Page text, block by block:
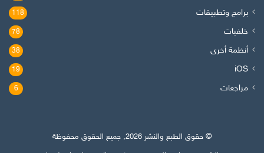
برامج وتطبيقات 118
خلفيات 78
أنظمة أخرى 38
iOS
19
مراجعات 6
© حقوق الطبع والنشر 2026, جميع الحقوق محفوظة